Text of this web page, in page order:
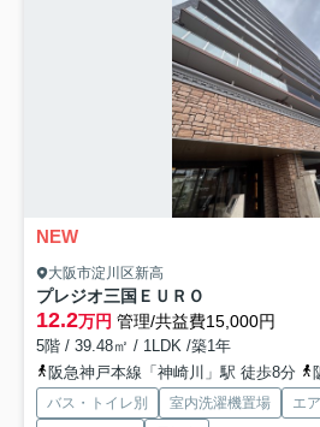
NEW
大阪市淀川区新高
プレジオ三国ＥＵＲＯ
12.2万円 管理/共益費15,000円
5階 / 39.48㎡ / 1LDK /築1年
阪急神戸本線「神崎川」駅 徒歩8分
バス・トイレ別 室内洗濯機置場 エ